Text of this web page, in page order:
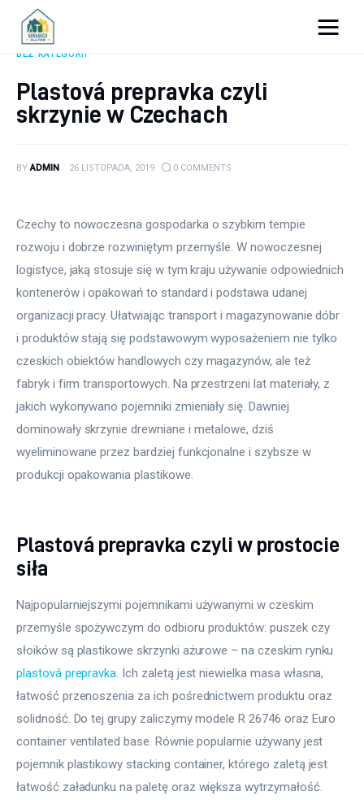
Prowadzenie firmy
Marketing firm
Atrakcje
Prawo
Pozostałe
BEZ KATEGORII
Plastová prepravka czyli
skrzynie w Czechach
BY ADMIN 26 LISTOPADA, 2019 0 COMMENTS
Czechy to nowoczesna gospodarka o szybkim tempie
rozwoju i dobrze rozwiniętym przemyśle. W nowoczesnej
logistyce, jaką stosuje się w tym kraju używanie odpowiednich
kontenerów i opakowań to standard i podstawa udanej
organizacji pracy. Ułatwiając transport i magazynowanie dóbr
i produktów stają się podstawowym wyposażeniem nie tylko
czeskich obiektów handlowych czy magazynów, ale też
fabryk i firm transportowych. Na przestrzeni lat materiały, z
jakich wykonywano pojemniki zmieniały się. Dawniej
dominowały skrzynie drewniane i metalowe, dziś
wyeliminowane przez bardziej funkcjonalne i szybsze w
produkcji opakowania plastikowe.
Plastová prepravka czyli w prostocie
siła
Najpopularniejszymi pojemnikami używanymi w czeskim
przemyśle spożywczym do odbioru produktów: puszek czy
słoików są plastikowe skrzynki ażurowe – na czeskim rynku
plastová prepravka . Ich zaletą jest niewielka masa własna,
łatwość przenoszenia za ich pośrednictwem produktu oraz
solidność. Do tej grupy zaliczymy modele R 26746 oraz Euro
container ventilated base. Równie popularnie używany jest
pojemnik plastikowy stacking container, którego zaletą jest
łatwość załadunku na paletę oraz większa wytrzymałość.